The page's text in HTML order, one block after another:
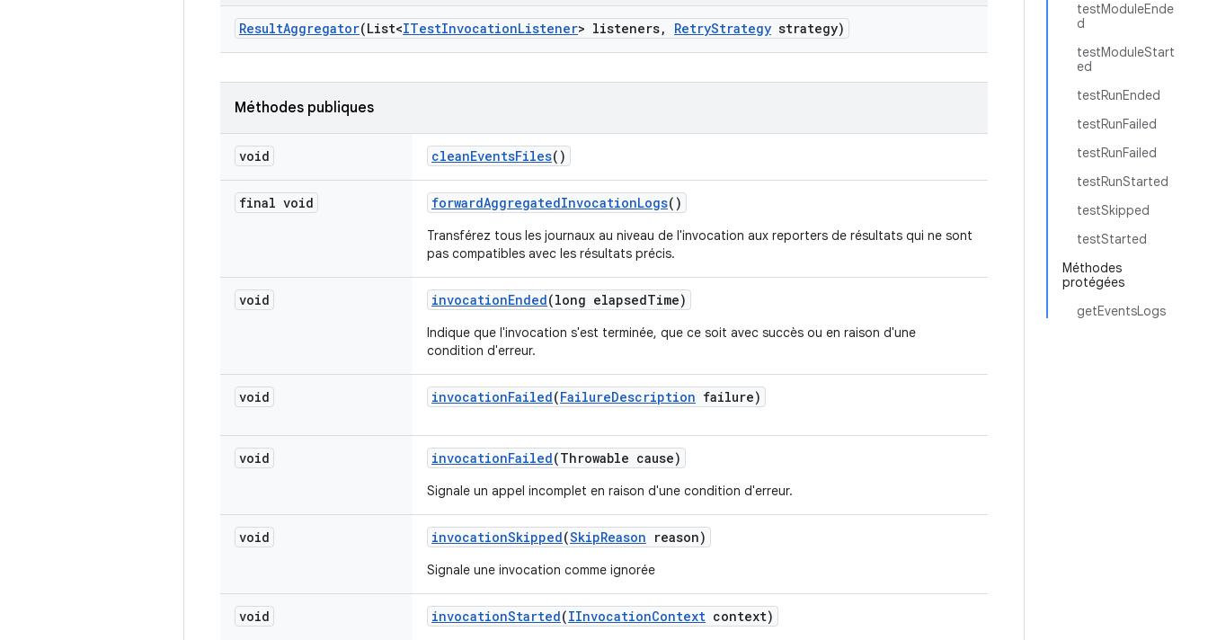
testModuleEnde
d
testModuleStart
ed
testRunEnded
testRunFailed
testRunFailed
testRunStarted
testSkipped
testStarted
Méthodes
protégées
getEventsLogs
ResultAggregator(List<ITestInvocationListener> listeners, RetryStrategy strategy)
Méthodes publiques
void cleanEventsFiles()
final void forwardAggregatedInvocationLogs()
Transférez tous les journaux au niveau de l'invocation aux reporters de résultats qui ne sont
pas compatibles avec les résultats précis.
void invocationEnded(long elapsedTime)
Indique que l'invocation s'est terminée, que ce soit avec succès ou en raison d'une
condition d'erreur.
void invocationFailed(FailureDescription failure)
void invocationFailed(Throwable cause)
Signale un appel incomplet en raison d'une condition d'erreur.
void invocationSkipped(SkipReason reason)
Signale une invocation comme ignorée
void invocationStarted(IInvocationContext context)